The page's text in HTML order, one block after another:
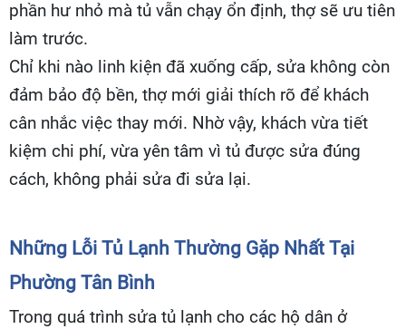
phần hư nhỏ mà tủ vẫn chạy ổn định, thợ sẽ ưu tiên
làm trước.
Chỉ khi nào linh kiện đã xuống cấp, sửa không còn
đảm bảo độ bền, thợ mới giải thích rõ để khách
cân nhắc việc thay mới. Nhờ vậy, khách vừa tiết
kiệm chi phí, vừa yên tâm vì tủ được sửa đúng
cách, không phải sửa đi sửa lại.
Những Lỗi Tủ Lạnh Thường Gặp Nhất Tại
Phường Tân Bình
Trong quá trình sửa tủ lạnh cho các hộ dân ở